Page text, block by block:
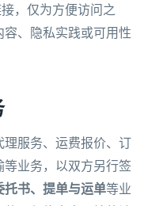
，仅为方便访问之
、隐私实践或可用性
服务、运费报价、订
业务，以双方另行签
托书、提单与运单等业